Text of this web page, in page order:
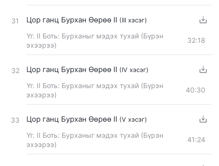
31 Цор ганц Бурхан Өөрөө II (III хэсэг)
Үг. II Боть: Бурханыг мэдэх тухай (Бүрэн
эхээрээ)
32:18
32 Цор ганц Бурхан Өөрөө II (IV хэсэг)
Үг. II Боть: Бурханыг мэдэх тухай (Бүрэн
эхээрээ)
40:30
33 Цор ганц Бурхан Өөрөө II (V хэсэг)
Үг. II Боть: Бурханыг мэдэх тухай (Бүрэн
эхээрээ)
41:24